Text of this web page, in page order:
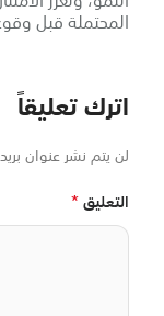
المحتملة قبل
اترك تعليقاً
لن يتم نشر عنوان
التعليق*